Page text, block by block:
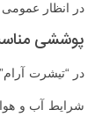
در انظار
پوششی
در “تیشرت
شرایط آب و